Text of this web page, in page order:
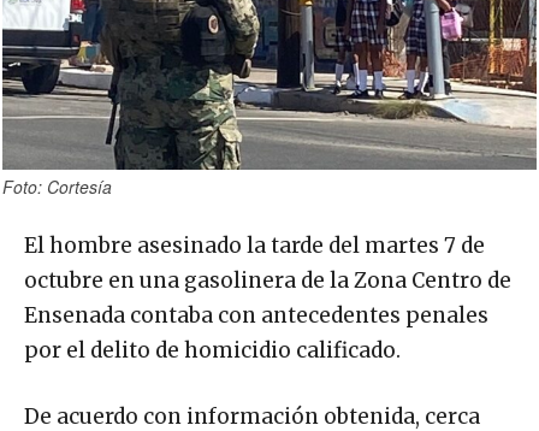
Foto: Cortesía
El hombre asesinado la tarde del martes 7 de
octubre en una gasolinera de la Zona Centro de
Ensenada contaba con antecedentes penales
por el delito de homicidio calificado.
De acuerdo con información obtenida, cerca